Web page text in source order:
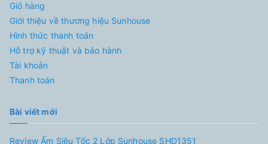
Giỏ hàng
Giới thiệu về thương hiệu Sunhouse
Hình thức thanh toán
Hỗ trợ kỹ thuật và bảo hành
Tài khoản
Thanh toán
Bài viết mới
Review Ấm Siêu Tốc 2 Lớp Sunhouse SHD1351